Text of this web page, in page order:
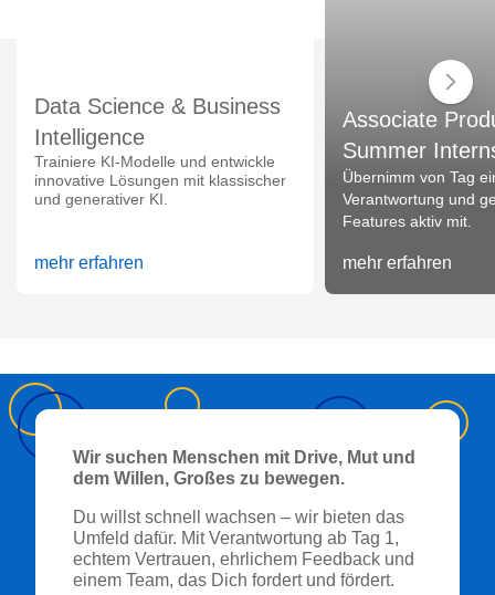
Data Science & Business
Intelligence
Trainiere KI-Modelle und entwickle
innovative Lösungen mit klassischer
und generativer KI.
mehr erfahren
Associate
Summer
Übernimm von Tag
Verantwortung und
Features aktiv mit.
mehr erfahren
Wir suchen Menschen mit Drive, Mut und
dem Willen, Großes zu bewegen.
Du willst schnell wachsen – wir bieten das
Umfeld dafür. Mit Verantwortung ab Tag 1,
echtem Vertrauen, ehrlichem Feedback und
einem Team, das Dich fordert und fördert.